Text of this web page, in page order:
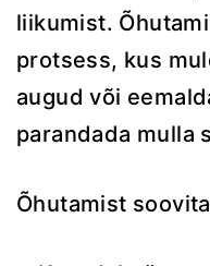
liikumist.
protsess, kus
augud või
parandada mulla
Õhutamist